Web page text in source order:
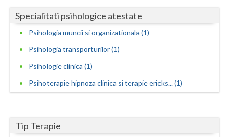
Mures
Neamt
Olt
Prahova
Salaj
Sibiu
Specialitati psihologice atestate
Psihologia muncii si organizationala (1)
Psihologia transporturilor (1)
Psihologie clinica (1)
Psihoterapie hipnoza clinica si terapie ericks... (1)
Tip Terapie